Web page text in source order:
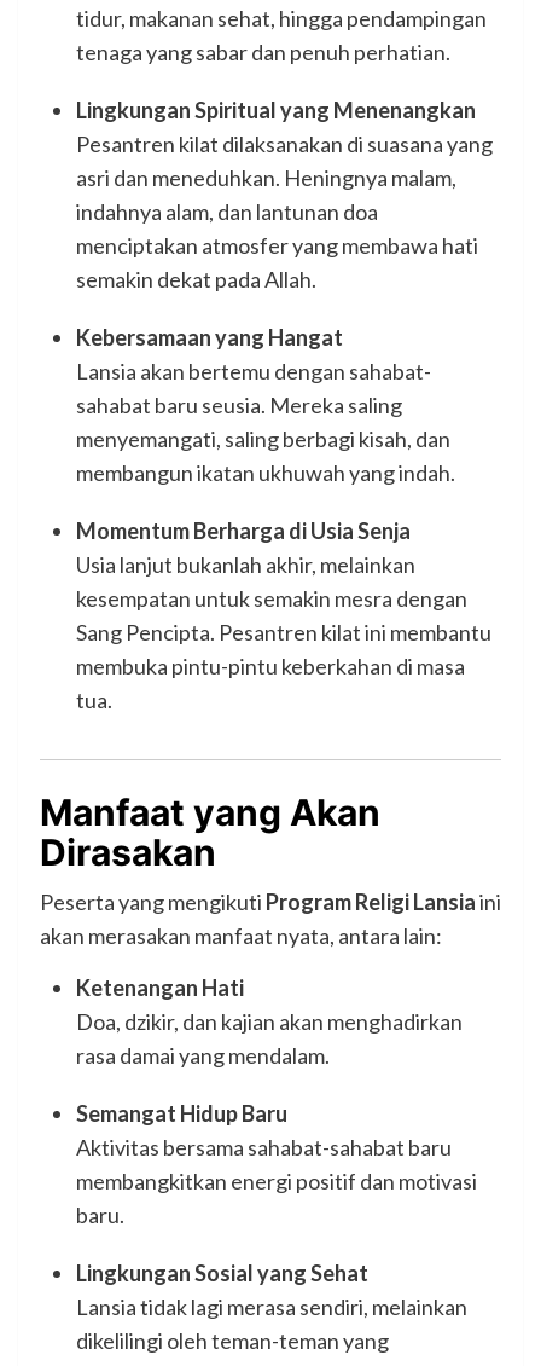
tidur, makanan sehat, hingga pendampingan
tenaga yang sabar dan penuh perhatian.
Lingkungan Spiritual yang Menenangkan
Pesantren kilat dilaksanakan di suasana yang
asri dan meneduhkan. Heningnya malam,
indahnya alam, dan lantunan doa
menciptakan atmosfer yang membawa hati
semakin dekat pada Allah.
Kebersamaan yang Hangat
Lansia akan bertemu dengan sahabat-
sahabat baru seusia. Mereka saling
menyemangati, saling berbagi kisah, dan
membangun ikatan ukhuwah yang indah.
Momentum Berharga di Usia Senja
Usia lanjut bukanlah akhir, melainkan
kesempatan untuk semakin mesra dengan
Sang Pencipta. Pesantren kilat ini membantu
membuka pintu-pintu keberkahan di masa
tua.
Manfaat yang Akan
Dirasakan
Peserta yang mengikuti Program Religi Lansiaini
akan merasakan manfaat nyata, antara lain:
Ketenangan Hati
Doa, dzikir, dan kajian akan menghadirkan
rasa damai yang mendalam.
Semangat Hidup Baru
Aktivitas bersama sahabat-sahabat baru
membangkitkan energi positif dan motivasi
baru.
Lingkungan Sosial yang Sehat
Lansia tidak lagi merasa sendiri, melainkan
dikelilingi oleh teman-teman yang